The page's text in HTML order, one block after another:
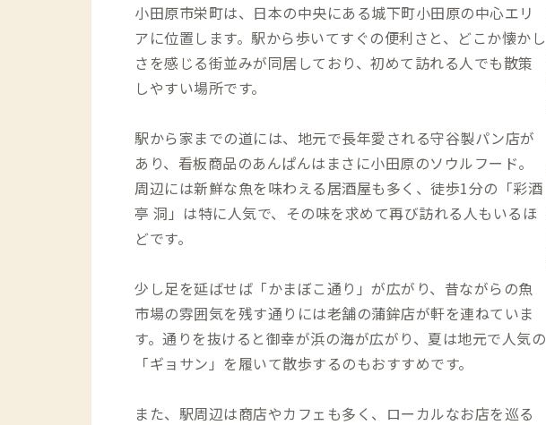
小田原市栄町は、日本の中央にある城下町小田原の中心エリ
アに位置します。駅から歩いてすぐの便利さと、どこか懐かし
さを感じる街並みが同居しており、初めて訪れる人でも散策
しやすい場所です。
駅から家までの道には、地元で長年愛される守谷製パン店が
あり、看板商品のあんぱんはまさに小田原のソウルフード。
周辺には新鮮な魚を味わえる居酒屋も多く、徒歩1分の「彩酒
亭 洞」は特に人気で、その味を求めて再び訪れる人もいるほ
どです。
少し足を延ばせば「かまぼこ通り」が広がり、昔ながらの魚
市場の雰囲気を残す通りには老舗の蒲鉾店が軒を連ねていま
す。通りを抜けると御幸が浜の海が広がり、夏は地元で人気の
「ギョサン」を履いて散歩するのもおすすめです。
また、駅周辺は商店やカフェも多く、ローカルなお店を巡る